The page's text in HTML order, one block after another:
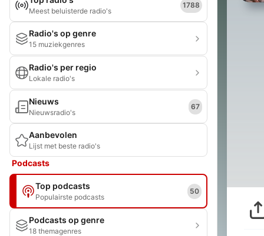
Meest beluisterde radio's
1788
Radio's op genre
15 muziekgenres
Radio's per regio
Lokale radio's
Nieuws
Nieuwsradio's
67
Aanbevolen
Lijst met beste radio's
Podcasts
Top podcasts
Populairste podcasts
50
Podcasts op genre
18 themagenres